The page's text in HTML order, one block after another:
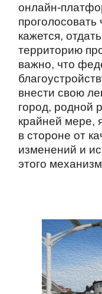
онлайн-
проголосовать
кажется,
территорию
важно, что
внести свою
город, родной
крайней мере,
в стороне от
изменений и
этого